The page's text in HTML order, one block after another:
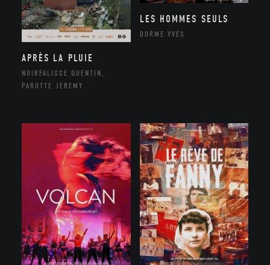
APRÈS LA PLUIE
NOIRFALISSE QUENTIN,
PAROTTE JEREMY
LES HOMMES SEULS
DORME YVES